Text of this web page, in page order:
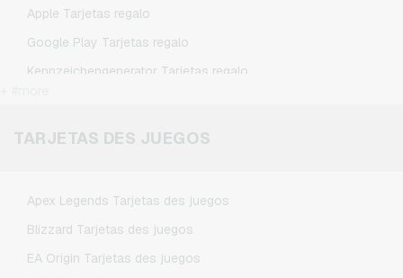
Apple Tarjetas regalo
Google Play Tarjetas regalo
Kennzeichengenerator Tarjetas regalo
Netflix Tarjetas regalo
TARJETAS DES JUEGOS
Apex Legends Tarjetas des juegos
Blizzard Tarjetas des juegos
EA Origin Tarjetas des juegos